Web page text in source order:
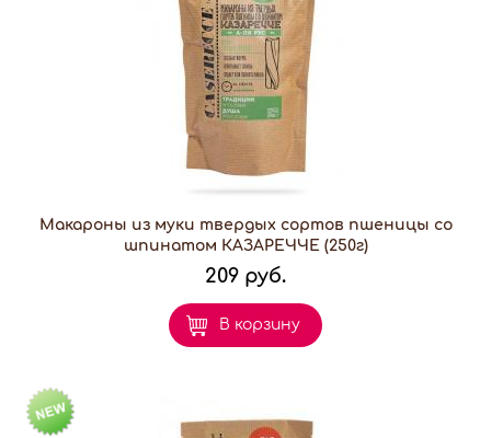
Макароны из муки твердых сортов пшеницы со
шпинатом КАЗАРЕЧЧЕ (250г)
209 руб.
В корзину